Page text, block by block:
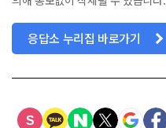
응답소 누리집 바로가기